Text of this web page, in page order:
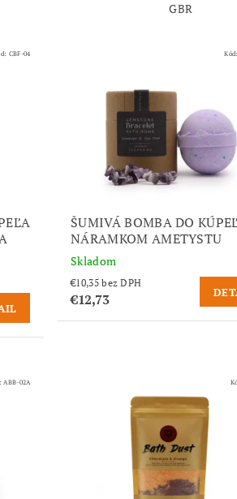
GBR
CBF-04 Kód:
ŠUMIVÁ BOMBA DO
NÁRAMKOM AMETYSTU
Skladom
€10,35 bez DPH
€12,73
ABB-02A